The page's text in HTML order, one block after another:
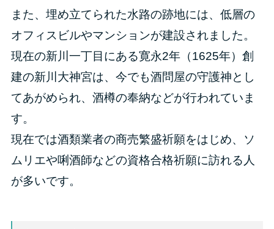
また、埋め立てられた水路の跡地には、低層の
オフィスビルやマンションが建設されました。
現在の新川一丁目にある寛永2年（1625年）創
建の新川大神宮は、今でも酒問屋の守護神とし
てあがめられ、酒樽の奉納などが行われていま
す。
現在では酒類業者の商売繁盛祈願をはじめ、ソ
ムリエや唎酒師などの資格合格祈願に訪れる人
が多いです。